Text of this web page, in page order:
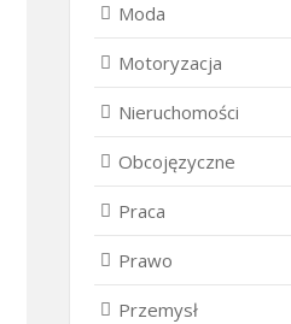
Moda
Motoryzacja
Nieruchomości
Obcojęzyczne
Praca
Prawo
Przemysł